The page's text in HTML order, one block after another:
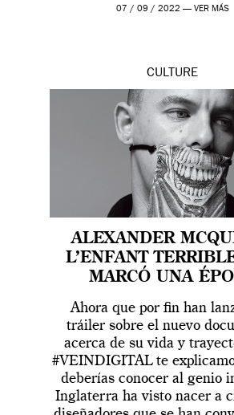
07 / 09 / 2022 — VER MÁS
CULTURE
ALEXANDER
L’ENFANT
MARCÓ UNA
Ahora que por fin han
tráiler sobre el nuevo
acerca de su vida y
#VEINDIGITAL te
deberías conocer al genio
Inglaterra ha visto nacer a